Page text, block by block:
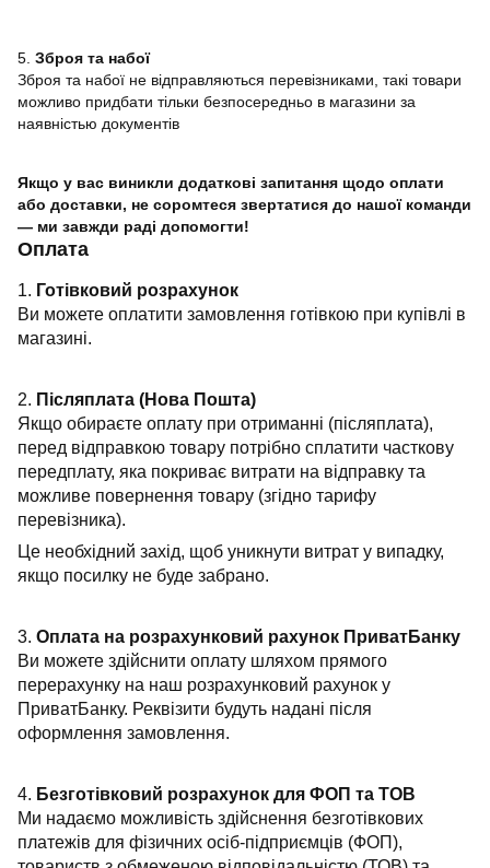
5. Зброя та набої
Зброя та набої не відправляються перевізниками, такі товари
можливо придбати тільки безпосередньо в магазини за
наявністью документів
Якщо у вас виникли додаткові запитання щодо оплати
або доставки, не соромтеся звертатися до нашої команди
— ми завжди раді допомогти!
Оплата
1. Готівковий розрахунок
Ви можете оплатити замовлення готівкою при купівлі в
магазині.
2. Післяплата (Нова Пошта)
Якщо обираєте оплату при отриманні (післяплата),
перед відправкою товару потрібно сплатити часткову
передплату, яка покриває витрати на відправку та
можливе повернення товару (згідно тарифу
перевізника).
Це необхідний захід, щоб уникнути витрат у випадку,
якщо посилку не буде забрано.
3. Оплата на розрахунковий рахунок ПриватБанку
Ви можете здійснити оплату шляхом прямого
перерахунку на наш розрахунковий рахунок у
ПриватБанку. Реквізити будуть надані після
оформлення замовлення.
4. Безготівковий розрахунок для ФОП та ТОВ
Ми надаємо можливість здійснення безготівкових
платежів для фізичних осіб-підприємців (ФОП),